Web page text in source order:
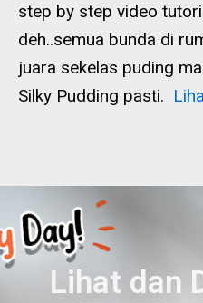
step by step video
deh..semua bunda di
juara sekelas puding
Silky Pudding pasti.
Lihat dan